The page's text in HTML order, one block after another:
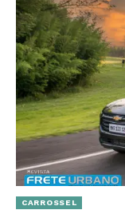
CARROSSEL